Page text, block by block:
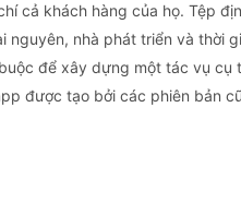
cả khách hàng của họ. Tệp
nhà phát triển và thời
để xây dựng một tác vụ
được tạo bởi các phiên bản